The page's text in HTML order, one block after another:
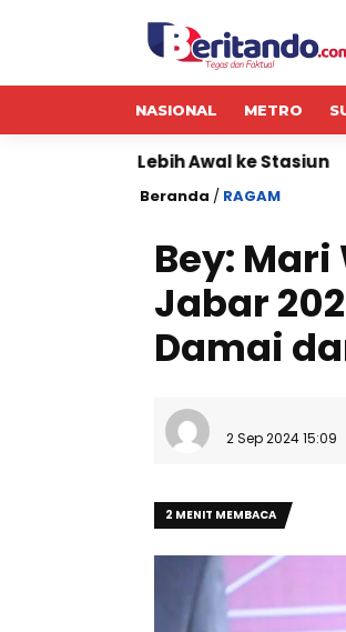
NASIONAL METRO
Awal ke Stasiun Bank Raya
Beranda / RAGAM
Bey:
Jabar
Damai
2 Sep 2024 15:09
2 MENIT MEMBACA